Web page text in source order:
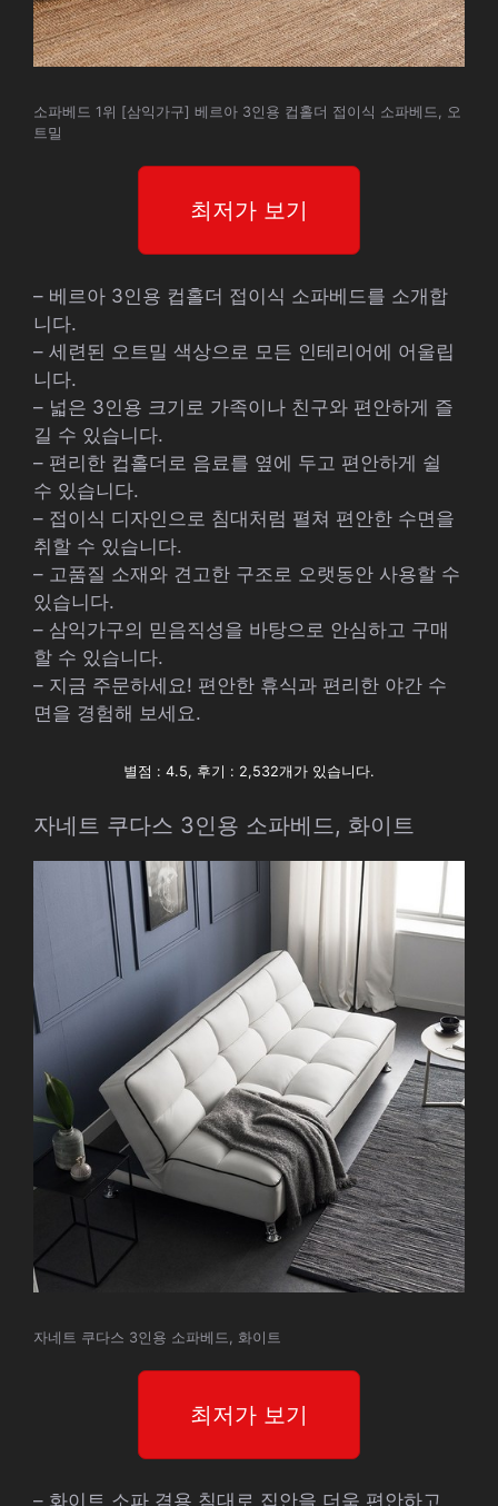
소파베드 1위 [삼익가구] 베르아 3인용 컵홀더 접이식 소파베드, 오
트밀
최저가 보기
– 베르아 3인용 컵홀더 접이식 소파베드를 소개합
니다.
– 세련된 오트밀 색상으로 모든 인테리어에 어울립
니다.
– 넓은 3인용 크기로 가족이나 친구와 편안하게 즐
길 수 있습니다.
– 편리한 컵홀더로 음료를 옆에 두고 편안하게 쉴
수 있습니다.
– 접이식 디자인으로 침대처럼 펼쳐 편안한 수면을
취할 수 있습니다.
– 고품질 소재와 견고한 구조로 오랫동안 사용할 수
있습니다.
– 삼익가구의 믿음직성을 바탕으로 안심하고 구매
할 수 있습니다.
– 지금 주문하세요! 편안한 휴식과 편리한 야간 수
면을 경험해 보세요.
별점 : 4.5, 후기 : 2,532개가 있습니다.
자네트 쿠다스 3인용 소파베드, 화이트
자네트 쿠다스 3인용 소파베드, 화이트
최저가 보기
– 화이트 소파 겸용 침대로 집안을 더욱 편안하고